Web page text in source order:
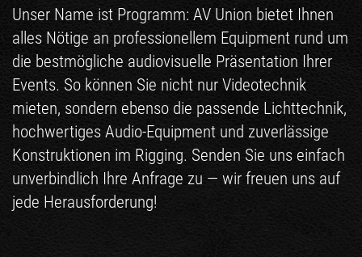
Unser Name ist Programm: AV Union bietet Ihnen
alles Nötige an professionellem Equipment rund um
die bestmögliche audiovisuelle Präsentation Ihrer
Events. So können Sie nicht nur Videotechnik
mieten, sondern ebenso die passende Lichttechnik,
hochwertiges Audio-Equipment und zuverlässige
Konstruktionen im Rigging. Senden Sie uns einfach
unverbindlich Ihre Anfrage zu — wir freuen uns auf
jede Herausforderung!